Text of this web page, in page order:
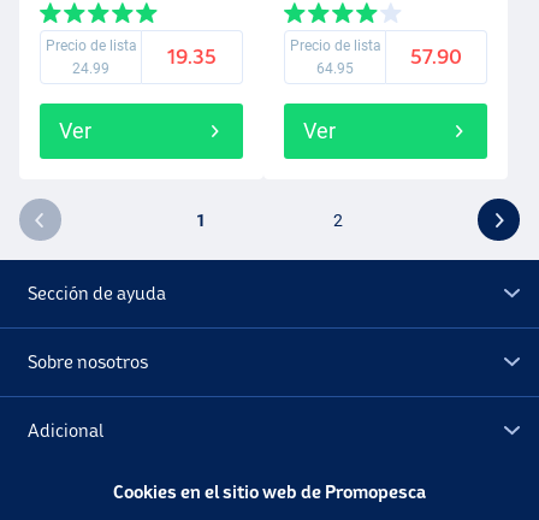
Precio de lista
24.99
19.35
Ver
Precio de lista
64.95
57.90
Ver
1 2
Sección de ayuda
Sobre nosotros
Adicional
Cookies en el sitio web de Promopesca